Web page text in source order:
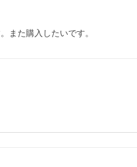
また購入したいです。